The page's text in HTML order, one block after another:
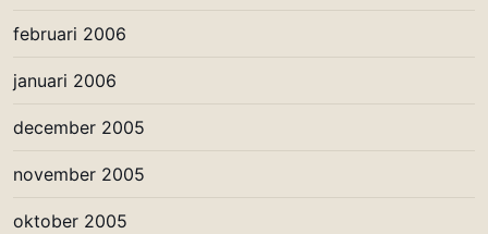
februari 2006
januari 2006
december 2005
november 2005
oktober 2005